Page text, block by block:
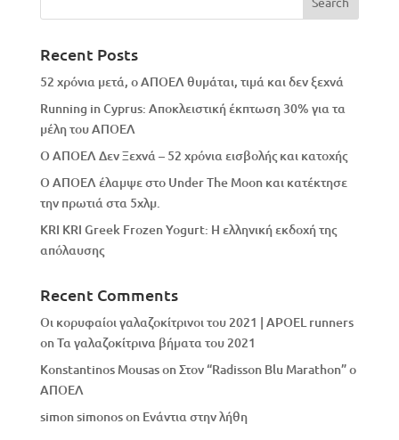
Recent Posts
52 χρόνια μετά, ο ΑΠΟΕΛ θυμάται, τιμά και δεν ξεχνά
Running in Cyprus: Αποκλειστική έκπτωση 30% για τα
μέλη του ΑΠΟΕΛ
Ο ΑΠΟΕΛ Δεν Ξεχνά – 52 χρόνια εισβολής και κατοχής
Ο ΑΠΟΕΛ έλαμψε στο Under The Moon και κατέκτησε
την πρωτιά στα 5χλμ.
KRI KRI Greek Frozen Yogurt: Η ελληνική εκδοχή της
απόλαυσης
Recent Comments
Οι κορυφαίοι γαλαζοκίτρινοι του 2021 | APOEL runners
onΤα γαλαζοκίτρινα βήματα του 2021
Konstantinos MousasonΣτον “Radisson Blu Marathon” ο
ΑΠΟΕΛ
simon simonoson Eνάντια στην λήθη